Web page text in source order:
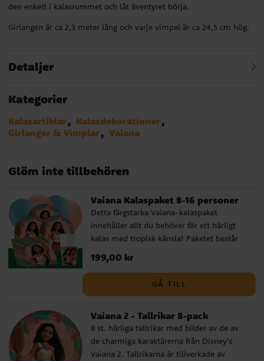
den enkelt i kalasrummet och låt äventyret börja.
Girlangen är ca 2,3 meter lång och varje vimpel är ca 24,5 cm hög.
Detaljer
Kategorier
Kalasartiklar
Kalasdekorationer
Girlanger & Vimplar
Vaiana
Glöm inte tillbehören
Vaiana Kalaspaket 8-16 personer
Detta färgstarka Vaiana-kalaspaket
innehåller allt du behöver för ett härligt
kalas med tropisk känsla! Paketet består
av tallrikar (23 cm), pappmuggar (200 ml)
och servetter (33 x 33 cm) för 8 eller 16
personer. Dessutom ingår 10 turkosa och
10 persikofärgade ballonger som skapar en
mörkgrön plastduk (137 x 274 cm) som ger
en fin kontrast till dukningen. Med ett
färdigt kalaspaket går det snabbt och
enkelt att ordna en oförglömlig födelsedag
Pris:199,00 kr
199,00 kr
GÅ TILL
Vaiana 2 - Tallrikar 8-pack
8 st. härliga tallrikar med bilder av de av
de charmiga karaktärerna från Disney's
Vaiana 2. Tallrikarna är tillverkade av